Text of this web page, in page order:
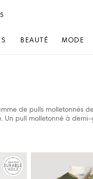
BEAUTÉ MODE
de pulls molletonnés
pull molletonné à
EN MAGASIN